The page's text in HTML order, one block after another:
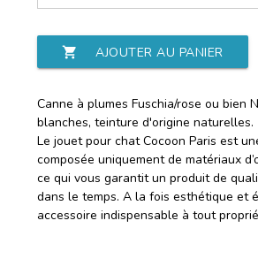
shopping_cart AJOUTER AU PANIER
Canne à plumes Fuschia/rose ou bien
blanches, teinture d'origine naturelles.
Le jouet pour chat Cocoon Paris est
composée uniquement de matériaux
ce qui vous garantit un produit de
dans le temps. A la fois esthétique et
accessoire indispensable à tout